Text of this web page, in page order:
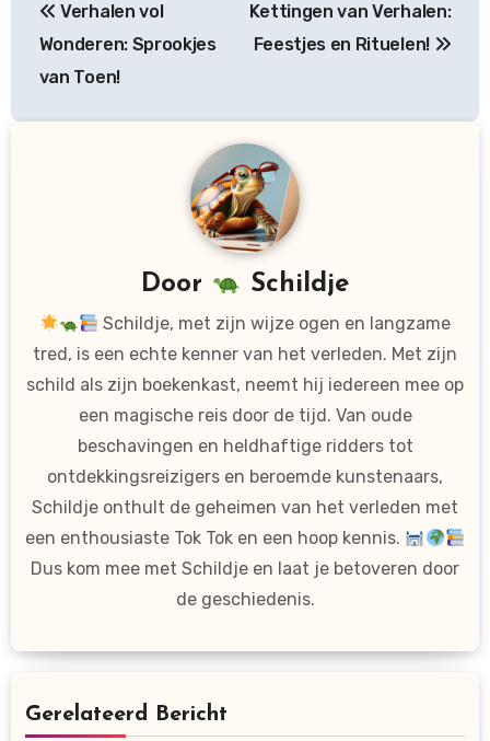
navigatie
Verhalen vol
Wonderen: Sprookjes
van Toen!
Kettingen van Verhalen:
Feestjes en Rituelen!
Door Schildje
Schildje, met zijn wijze ogen en langzame
tred, is een echte kenner van het verleden. Met zijn
schild als zijn boekenkast, neemt hij iedereen mee op
een magische reis door de tijd. Van oude
beschavingen en heldhaftige ridders tot
ontdekkingsreizigers en beroemde kunstenaars,
Schildje onthult de geheimen van het verleden met
een enthousiaste Tok Tok en een hoop kennis.
Dus kom mee met Schildje en laat je betoveren door
de geschiedenis.
Gerelateerd Bericht